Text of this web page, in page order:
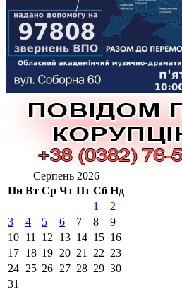
Серпень 2026
Пн Вт Ср Чт Пт Сб Нд
1
2
3
4 5 6 7 8
9
10 11 12 13 14 15 16
17 18 19 20 21 22 23
24 25 26 27 28 29 30
31